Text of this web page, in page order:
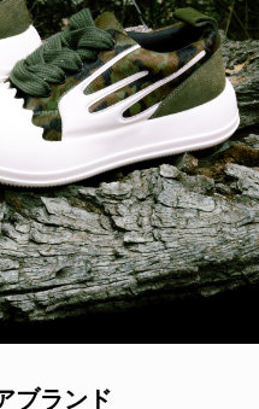
ブランド